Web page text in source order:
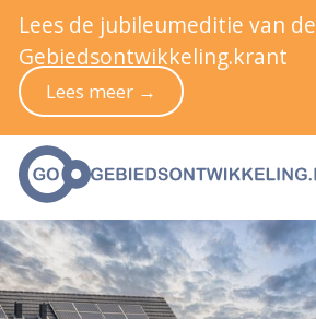
Lees de jubileumeditie van de
Gebiedsontwikkeling.krant
Lees meer →